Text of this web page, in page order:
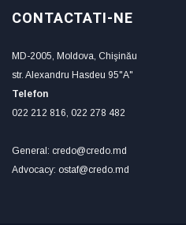
CONTACTATI-NE
MD-2005, Moldova, Chişinău
str. Alexandru Hasdeu 95"A"
Telefon
022 212 816, 022 278 482
General: credo@credo.md
Advocacy: ostaf@credo.md